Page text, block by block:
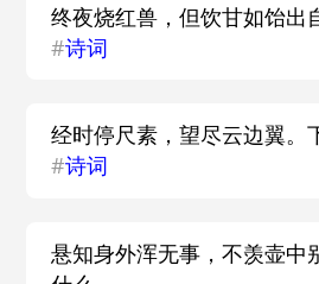
终夜烧红兽，但饮甘如饴出
#诗词
经时停尺素，望尽云边翼。
#诗词
悬知身外浑无事，不羡壶中